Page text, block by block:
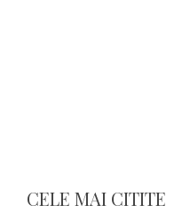
CELE MAI CITITE